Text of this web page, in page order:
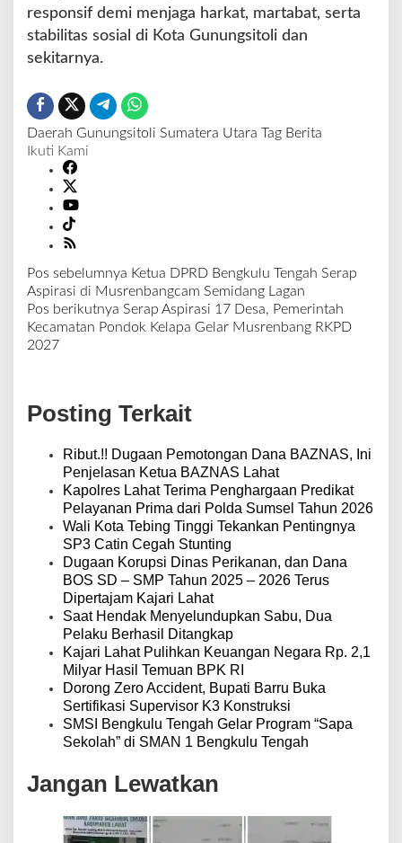
responsif demi menjaga harkat, martabat, serta
stabilitas sosial di Kota Gunungsitoli dan
sekitarnya.
Daerah Gunungsitoli Sumatera Utara Tag Berita
Ikuti Kami
N
a
v
i
s
i
Pos sebelumnya Ketua DPRD Bengkulu Tengah Serap
Aspirasi di Musrenbangcam Semidang Lagan
Pos berikutnya Serap Aspirasi 17 Desa, Pemerintah
Kecamatan Pondok Kelapa Gelar Musrenbang RKPD
2027
Posting Terkait
Ribut.!! Dugaan Pemotongan Dana BAZNAS, Ini
Penjelasan Ketua BAZNAS Lahat
Kapolres Lahat Terima Penghargaan Predikat
Pelayanan Prima dari Polda Sumsel Tahun 2026
Wali Kota Tebing Tinggi Tekankan Pentingnya
SP3 Catin Cegah Stunting
Dugaan Korupsi Dinas Perikanan, dan Dana
BOS SD – SMP Tahun 2025 – 2026 Terus
Dipertajam Kajari Lahat
Saat Hendak Menyelundupkan Sabu, Dua
Pelaku Berhasil Ditangkap
Kajari Lahat Pulihkan Keuangan Negara Rp. 2,1
Milyar Hasil Temuan BPK RI
Dorong Zero Accident, Bupati Barru Buka
Sertifikasi Supervisor K3 Konstruksi
SMSI Bengkulu Tengah Gelar Program “Sapa
Sekolah” di SMAN 1 Bengkulu Tengah
Jangan Lewatkan